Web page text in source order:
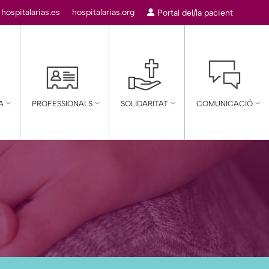
hospitalarias.es hospitalarias.org Portal del/la pacient
PROFESSIONALS SOLIDARITAT COMUNICACIÓ